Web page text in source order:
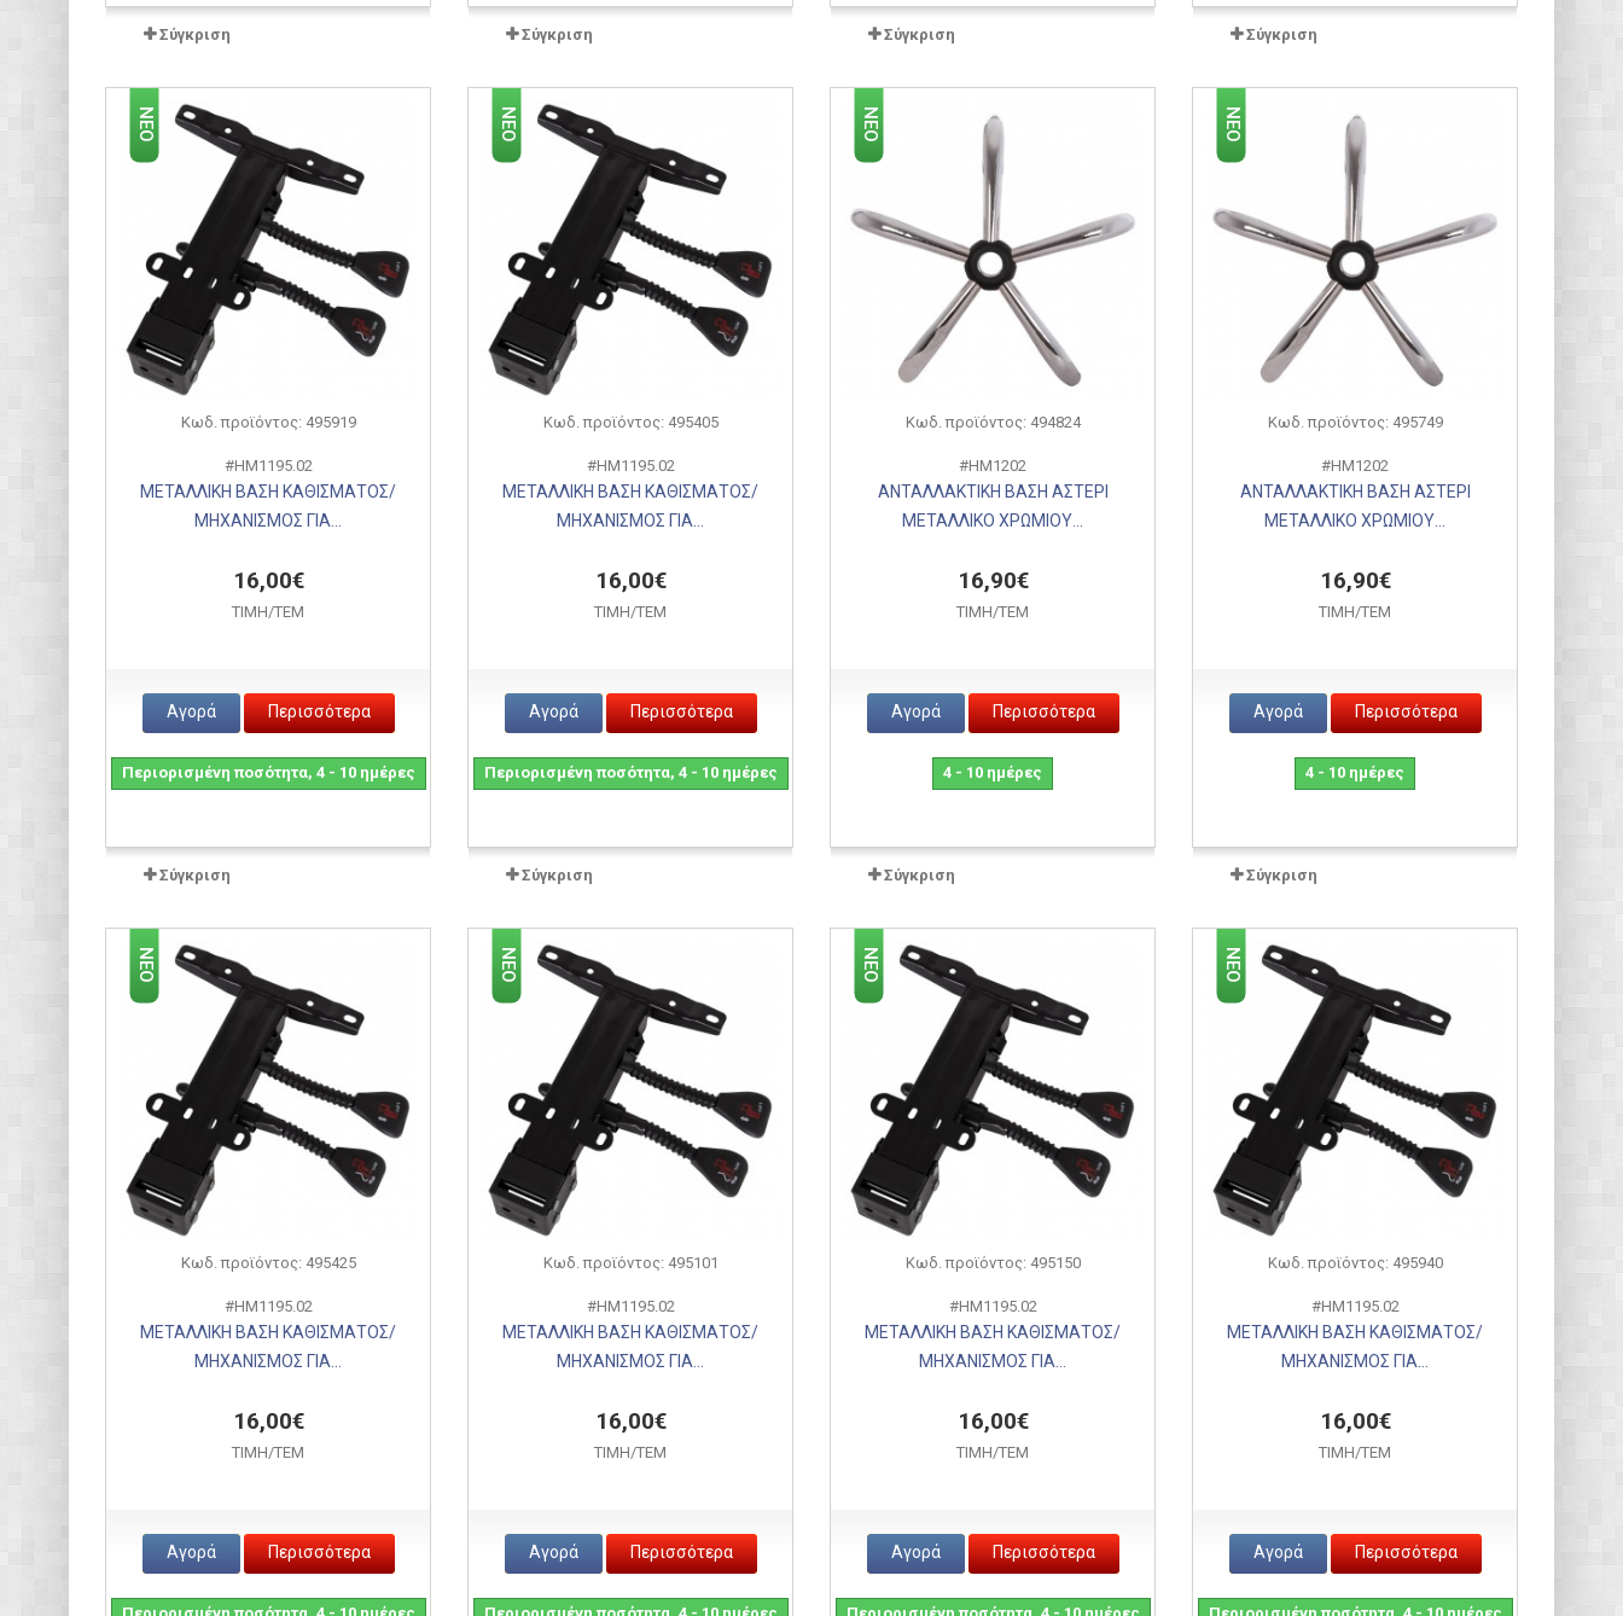
Σύγκριση Σύγκριση Σύγκριση Σύγκριση
ΝΈΟ
Κωδ. προϊόντος: 495919
#HM1195.02
ΜΕΤΑΛΛΙΚΗ ΒΑΣΗ ΚΑΘΙΣΜΑΤΟΣ/
ΜΗΧΑΝΙΣΜΟΣ ΓΙΑ...
16,00€
ΤΙΜH/ΤΕΜ
Αγορά Περισσότερα
Περιορισμένη ποσότητα, 4 - 10 ημέρες
Σύγκριση
ΝΈΟ
Κωδ. προϊόντος: 495405
#HM1195.02
ΜΕΤΑΛΛΙΚΗ ΒΑΣΗ ΚΑΘΙΣΜΑΤΟΣ/
ΜΗΧΑΝΙΣΜΟΣ ΓΙΑ...
16,00€
ΤΙΜH/ΤΕΜ
Αγορά Περισσότερα
Περιορισμένη ποσότητα, 4 - 10 ημέρες
Σύγκριση
ΝΈΟ
Κωδ. προϊόντος: 494824
#HM1202
ΑΝΤΑΛΛΑΚΤΙΚΗ ΒΑΣΗ ΑΣΤΕΡΙ
ΜΕΤΑΛΛΙΚΟ ΧΡΩΜΙΟΥ...
16,90€
ΤΙΜH/ΤΕΜ
Αγορά Περισσότερα
4 - 10 ημέρες
Σύγκριση
ΝΈΟ
Κωδ. προϊόντος: 495749
#HM1202
ΑΝΤΑΛΛΑΚΤΙΚΗ ΒΑΣΗ ΑΣΤΕΡΙ
ΜΕΤΑΛΛΙΚΟ ΧΡΩΜΙΟΥ...
16,90€
ΤΙΜH/ΤΕΜ
Αγορά Περισσότερα
4 - 10 ημέρες
Σύγκριση
ΝΈΟ
Κωδ. προϊόντος: 495425
#HM1195.02
ΜΕΤΑΛΛΙΚΗ ΒΑΣΗ ΚΑΘΙΣΜΑΤΟΣ/
ΜΗΧΑΝΙΣΜΟΣ ΓΙΑ...
16,00€
ΤΙΜH/ΤΕΜ
Αγορά Περισσότερα
ΝΈΟ
Κωδ. προϊόντος: 495101
#HM1195.02
ΜΕΤΑΛΛΙΚΗ ΒΑΣΗ ΚΑΘΙΣΜΑΤΟΣ/
ΜΗΧΑΝΙΣΜΟΣ ΓΙΑ...
16,00€
ΤΙΜH/ΤΕΜ
Αγορά Περισσότερα
ΝΈΟ
Κωδ. προϊόντος: 495150
#HM1195.02
ΜΕΤΑΛΛΙΚΗ ΒΑΣΗ ΚΑΘΙΣΜΑΤΟΣ/
ΜΗΧΑΝΙΣΜΟΣ ΓΙΑ...
16,00€
ΤΙΜH/ΤΕΜ
Αγορά Περισσότερα
ΝΈΟ
Κωδ. προϊόντος: 495940
#HM1195.02
ΜΕΤΑΛΛΙΚΗ ΒΑΣΗ ΚΑΘΙΣΜΑΤΟΣ/
ΜΗΧΑΝΙΣΜΟΣ ΓΙΑ...
16,00€
ΤΙΜH/ΤΕΜ
Αγορά Περισσότερα